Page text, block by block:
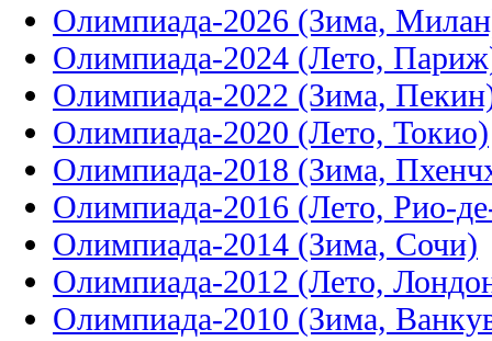
Олимпиада-2026 (Зима,
Олимпиада-2024 (Лето,
Олимпиада-2022 (Зима,
Олимпиада-2020 (Лето, Токио)
Олимпиада-2018 (Зима,
Олимпиада-2016 (Лето, Рио-
Олимпиада-2014 (Зима, Сочи)
Олимпиада-2012 (Лето,
Олимпиада-2010 (Зима,